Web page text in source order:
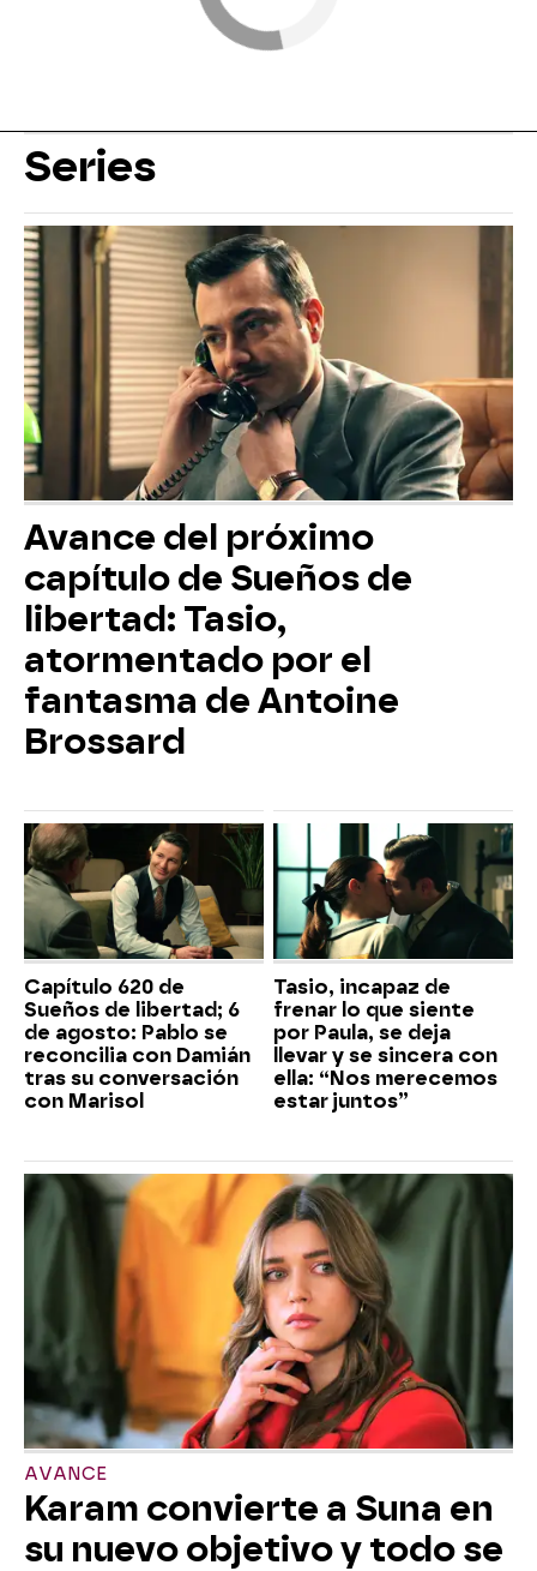
Series
Avance del próximo
capítulo de Sueños de
libertad: Tasio,
atormentado por el
fantasma de Antoine
Brossard
Capítulo 620 de
Sueños de libertad; 6
de agosto: Pablo se
reconcilia con Damián
tras su conversación
con Marisol
Tasio, incapaz de
frenar lo que siente
por Paula, se deja
llevar y se sincera con
ella: “Nos merecemos
estar juntos”
AVANCE
Karam convierte a Suna en
su nuevo objetivo y todo se